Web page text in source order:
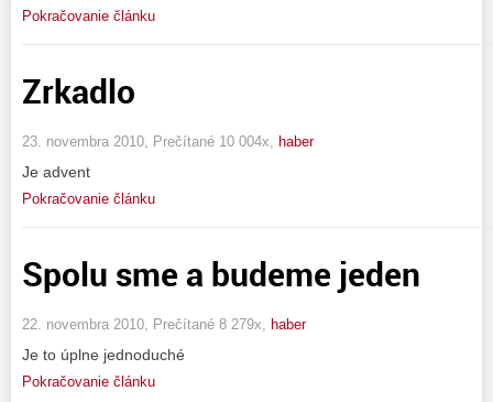
Pokračovanie článku
Zrkadlo
23. novembra 2010, Prečítané 10 004x, haber
Je advent
Pokračovanie článku
Spolu sme a budeme jeden
22. novembra 2010, Prečítané 8 279x, haber
Je to úplne jednoduché
Pokračovanie článku